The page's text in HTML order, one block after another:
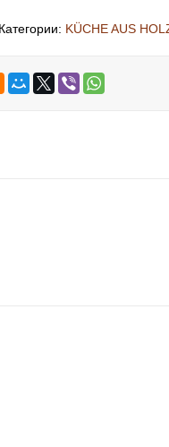
KÜCHE AUS